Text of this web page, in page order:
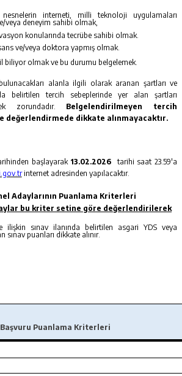
interneti, milli teknoloji uygulamaları
veya deneyim sahibi olmak,
konularında tecrübe sahibi olmak.
ve/veya doktora yapmış olmak.
biliyor olmak ve bu durumu belgelemek.
alanla ilgili olarak aranan şartları ve
belirtilen tercih sebeplerinde yer alan şartları
zorundadır. Belgelendirilmeyen tercih
değerlendirmede dikkate alınmayacaktır.
başlayarak 13.02.2026 tarihi saat 23.59'a
internet adresinden yapılacaktır.
Adaylarının Puanlama Kriterleri
bu kriter setine göre değerlendirilerek
ilişkin sınav ilanında belirtilen asgari YDS veya
sınav puanları dikkate alınır.
Puanlama Kriterleri